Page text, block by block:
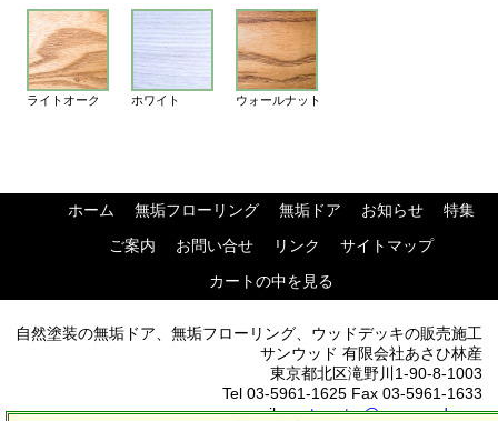
ライトオーク ホワイト ウォールナット
ホーム 無垢フローリング 無垢ドア お知らせ
特集
ご案内
お問い合せ リンク
サイトマップ
カートの中を見る
自然塗装の無垢ドア、無垢フローリング、ウッドデッキの販売施工
サンウッド 有限会社あさひ林産
東京都北区滝野川1-90-8-1003
Tel 03-5961-1625 Fax 03-5961-1633
mail:postmaster@sun-wood.com